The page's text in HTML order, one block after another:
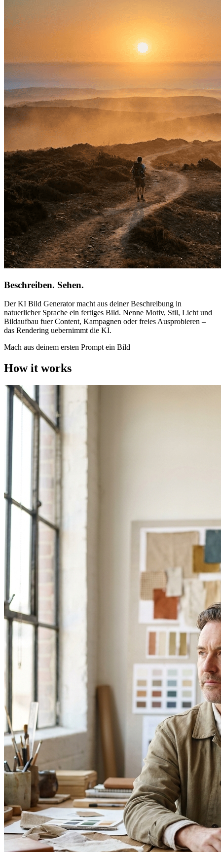
Beschreiben. Sehen.
Der KI Bild Generator macht aus deiner Beschreibung in
natuerlicher Sprache ein fertiges Bild. Nenne Motiv, Stil, Licht und
Bildaufbau fuer Content, Kampagnen oder freies Ausprobieren –
das Rendering uebernimmt die KI.
Mach aus deinem ersten Prompt ein Bild
How it works